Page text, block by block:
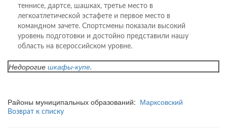
теннисе, дартсе, шашках, третье место в
легкоатлетической эстафете и первое место в
командном зачете. Спортсмены показали высокий
уровень подготовки и достойно представили нашу
область на всероссийском уровне.
Недорогие шкафы-купе.
Районы муниципальных образований: Марксовский
Возврат к списку